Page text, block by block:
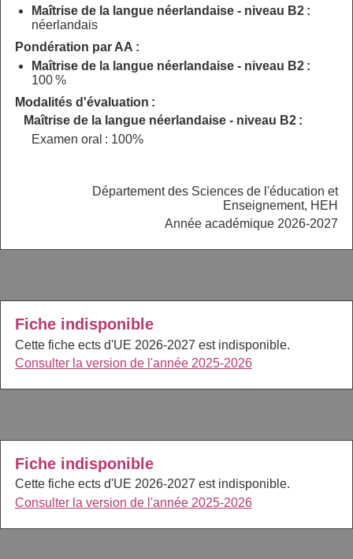
Maîtrise de la langue néerlandaise - niveau B2 :
néerlandais
Pondération par AA :
Maîtrise de la langue néerlandaise - niveau B2 :
100 %
Modalités d'évaluation :
Maîtrise de la langue néerlandaise - niveau B2 :
Examen oral : 100%
Département des Sciences de l'éducation et
Enseignement, HEH
Année académique 2026-2027
Fiche indisponible
Cette fiche ects d'UE 2026-2027 est indisponible.
Consulter la version de l'année 2025-2026
Fiche indisponible
Cette fiche ects d'UE 2026-2027 est indisponible.
Consulter la version de l'année 2025-2026